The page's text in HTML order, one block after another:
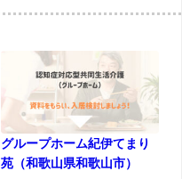
グループホーム紀伊てまり
苑（和歌山県和歌山市）